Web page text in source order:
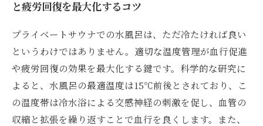
と疲労回復を最大化するコツ
プライベートサウナでの水風呂は、ただ冷たければ良い
というわけではありません。適切な温度管理が血行促進
や疲労回復の効果を最大化する鍵です。科学的な研究に
よると、水風呂の最適温度は15℃前後とされており、こ
の温度帯は冷水浴による交感神経の刺激を促し、血管の
収縮と拡張を繰り返すことで血行を良くします。また、